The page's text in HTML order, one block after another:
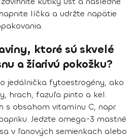
líčka a udržte napätie
ktoré sú skvelé
a žiarivú pokožku?
jedálnička fytoestrogény, ako
hrach, fazuľa pinto a kel.
s obsahom vitamínu C, napr.
Jedzte omega-3 mastné
v ľanových semienkach alebo